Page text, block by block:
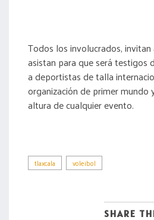
Todos los involucrados,
asistan para que será testigos
a deportistas de talla
organización de primer mundo
altura de cualquier evento.
tlaxcala voleibol
SHARE